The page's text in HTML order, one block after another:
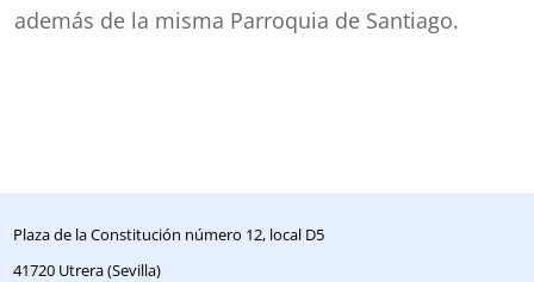
además de la misma Parroquia de Santiago.
Plaza de la Constitución número 12, local D5
41720 Utrera (Sevilla)